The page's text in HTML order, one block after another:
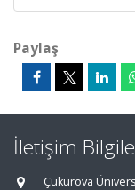
Paylaş
İletişim
Çukurova